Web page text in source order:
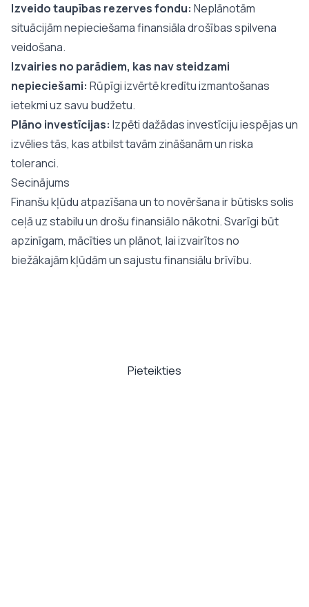
Izveido taupības rezerves fondu: Neplānotām
situācijām nepieciešama finansiāla drošības spilvena
veidošana.
Izvairies no parādiem, kas nav steidzami
nepieciešami: Rūpīgi izvērtē kredītu izmantošanas
ietekmi uz savu budžetu.
Plāno investīcijas: Izpēti dažādas investīciju iespējas un
izvēlies tās, kas atbilst tavām zināšanām un riska
toleranci.
Secinājums
Finanšu kļūdu atpazīšana un to novēršana ir būtisks solis
ceļā uz stabilu un drošu finansiālo nākotni. Svarīgi būt
apzinīgam, mācīties un plānot, lai izvairītos no
biežākajām kļūdām un sajustu finansiālu brīvību.
Pieteikties